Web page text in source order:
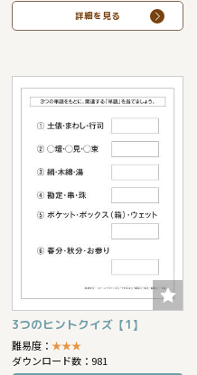
詳細を見る
3つのヒントクイズ【1】
難易度：★★★
ダウンロード数：981